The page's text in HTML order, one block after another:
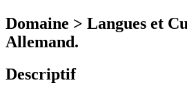
Domaine > Langues et
Allemand.
Descriptif